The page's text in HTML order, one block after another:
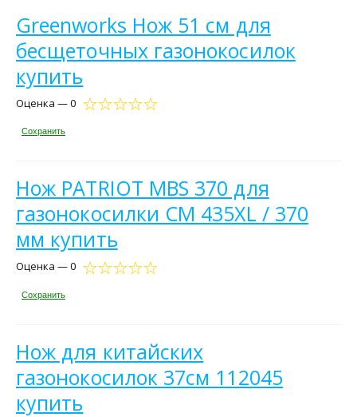
Greenworks Нож 51 см для
бесщеточных газонокосилок
купить
Оценка — 0
Сохранить
Нож PATRIOT MBS 370 для
газонокосилки CM 435XL / 370
мм купить
Оценка — 0
Сохранить
Нож для китайских
газонокосилок 37см 112045
купить